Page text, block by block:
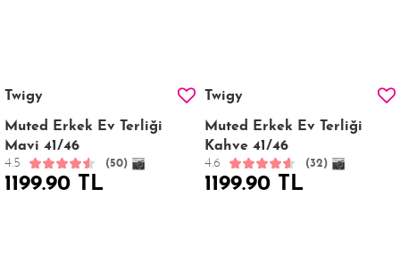
Twigy
Muted Erkek Ev Terliği
Mavi 41/46
4.5 (50)
1199.90 TL
Twigy
Muted Erkek Ev Terliği
Kahve 41/46
4.6 (32)
1199.90 TL